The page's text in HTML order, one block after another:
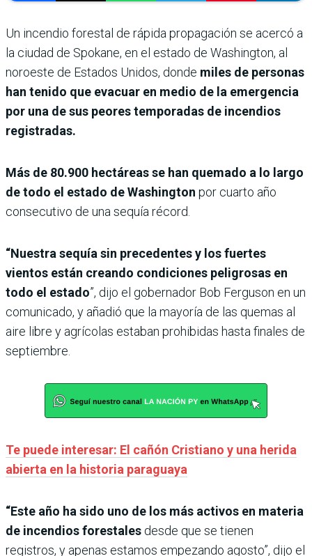
Un incendio forestal de rápida propagación se acercó a
la ciudad de Spokane, en el estado de Washington, al
noroeste de Estados Unidos, donde miles de personas
han tenido que evacuar en medio de la emergencia
por una de sus peores temporadas de incendios
registradas.
Más de 80.900 hectáreas se han quemado a lo largo
de todo el estado de Washington por cuarto año
consecutivo de una sequía récord.
“Nuestra sequía sin precedentes y los fuertes
vientos están creando condiciones peligrosas en
todo el estado”, dijo el gobernador Bob Ferguson en un
comunicado, y añadió que la mayoría de las quemas al
aire libre y agrícolas estaban prohibidas hasta finales de
septiembre.
Te puede interesar: El cañón Cristiano y una herida
abierta en la historia paraguaya
“Este año ha sido uno de los más activos en materia
de incendios forestales desde que se tienen
registros, y apenas estamos empezando agosto”, dijo el